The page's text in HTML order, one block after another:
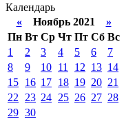
Календарь
«Ноябрь 2021 »
Пн Вт Ср Чт Пт Сб Вс
1
2 3 4 5 6
7
8
9 10 11 12 13 14
15 16 17 18 19 20 21
22
23 24 25 26 27 28
29 30